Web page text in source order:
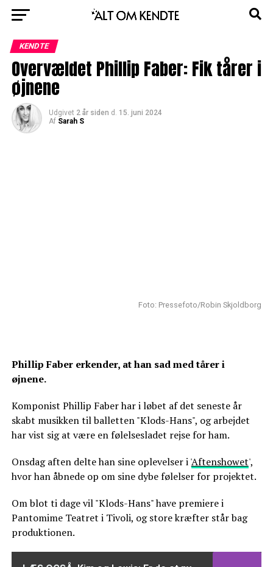
KENDTE
Overvældet Phillip Faber: Fik tårer i
øjnene
Udgivet 2 år siden d. 15. juni 2024
Af Sarah S
Foto: Pressefoto/Robin Skjoldborg
Phillip Faber erkender, at han sad med tårer i
øjnene.
Komponist Phillip Faber har i løbet af det seneste år
skabt musikken til balletten "Klods-Hans", og arbejdet
har vist sig at være en følelsesladet rejse for ham.
Onsdag aften delte han sine oplevelser i 'Aftenshowet',
hvor han åbnede op om sine dybe følelser for projektet.
Om blot ti dage vil "Klods-Hans" have premiere i
Pantomime Teatret i Tivoli, og store kræfter står bag
produktionen.